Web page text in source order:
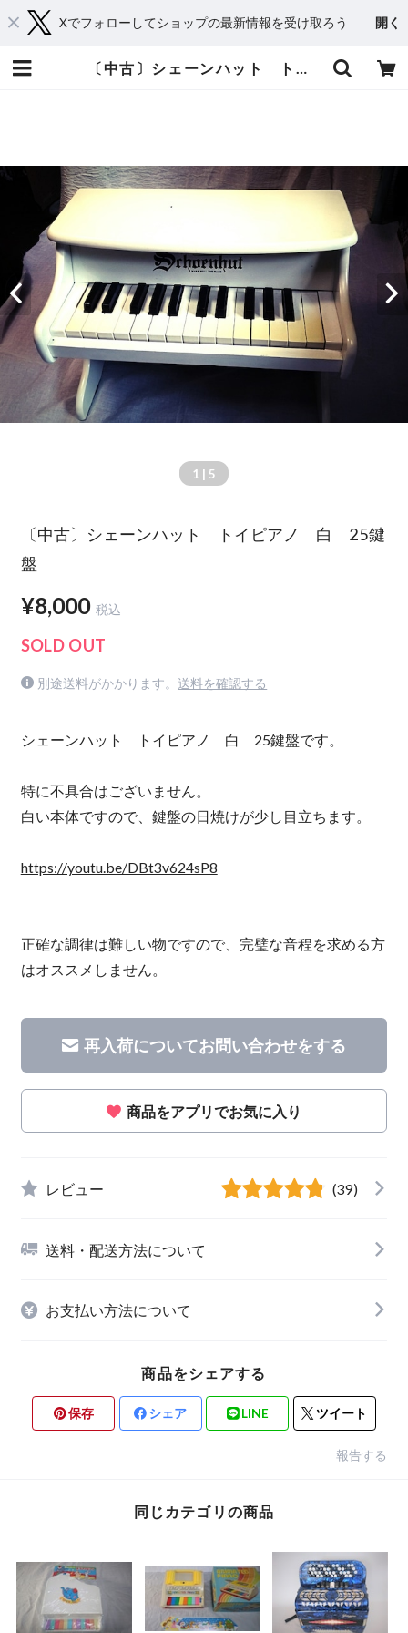
Xでフォローしてショップの最新情報を受け取ろう 開く
〔中古〕シェーンハット トイピアノ 白 25鍵盤 | おもちゃ楽器.com
1 | 5
〔中古〕シェーンハット トイピアノ 白 25鍵
盤
¥8,000 税込
SOLD OUT
別途送料がかかります。 送料を確認する
シェーンハット トイピアノ 白 25鍵盤です。
特に不具合はございません。
白い本体ですので、鍵盤の日焼けが少し目立ちます。
https://youtu.be/DBt3v624sP8
正確な調律は難しい物ですので、完璧な音程を求める方
はオススメしません。
再入荷についてお問い合わせをする
商品をアプリでお気に入り
レビュー (39)
送料・配送方法について
お支払い方法について
商品をシェアする
保存 シェア LINE ツイート
報告する
同じカテゴリの商品